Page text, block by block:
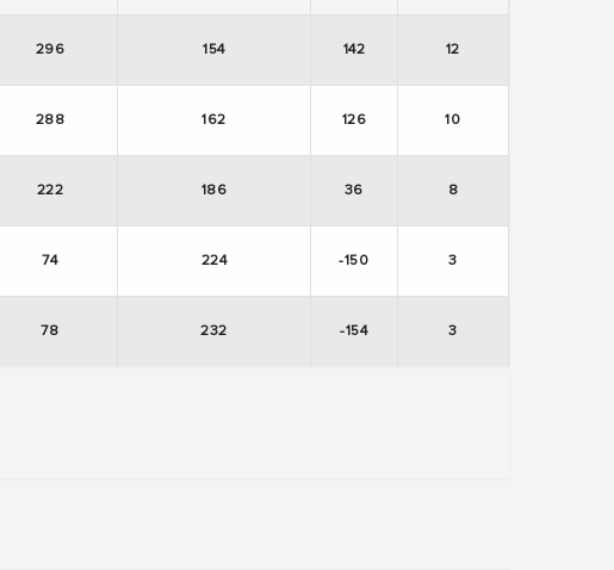
296 154 142 12
288 162 126 10
222 186 36 8
74 224 -150 3
78 232 -154 3